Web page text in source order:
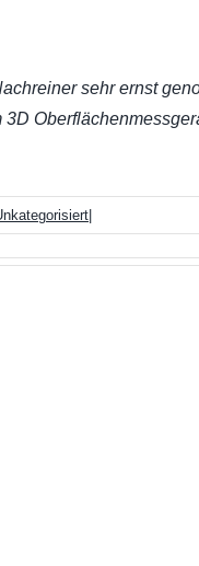
sehr ernst